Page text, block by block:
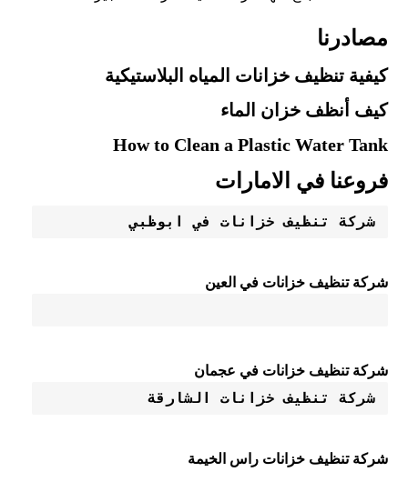
مصادرنا
كيفية تنظيف خزانات المياه البلاستيكية
كيف أنظف خزان الماء
How to Clean a Plastic Water Tank
فروعنا في الامارات
شركة تنظيف خزانات في ابوظبي
شركة تنظيف خزانات في العين
شركة تنظيف خزانات في عجمان
شركة تنظيف خزانات الشارقة
شركة تنظيف خزانات راس الخيمة